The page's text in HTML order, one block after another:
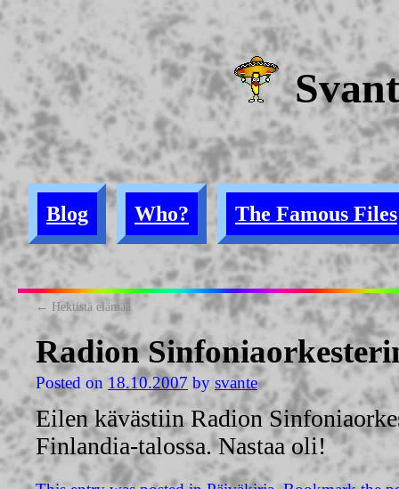
Blog Who? The Famous Files
← Hektistä elämää
Radion
Posted on 18.10.2007 by svante
Eilen kävästiin Radion
Finlandia-talossa. Nastaa oli!